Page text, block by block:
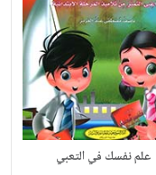
علم نفسك في التعبي